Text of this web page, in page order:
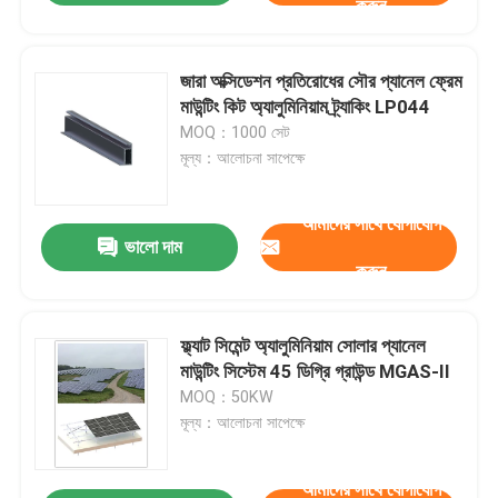
করুন
জারা অক্সিডেশন প্রতিরোধের সৌর প্যানেল ফ্রেম
মাউন্টিং কিট অ্যালুমিনিয়াম ট্র্যাকিং LP044
MOQ：1000 সেট
মূল্য：আলোচনা সাপেক্ষে
ভালো দাম
আমাদের সাথে যোগাযোগ
করুন
ফ্ল্যাট সিমেন্ট অ্যালুমিনিয়াম সোলার প্যানেল
মাউন্টিং সিস্টেম 45 ডিগ্রি গ্রাউন্ড MGAS-II
MOQ：50KW
মূল্য：আলোচনা সাপেক্ষে
আমাদের সাথে যোগাযোগ